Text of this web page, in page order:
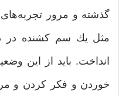
گذشته و مرور
مثل یك سم كشنده در
انداخت. باید از این
خوردن و فكر كردن و